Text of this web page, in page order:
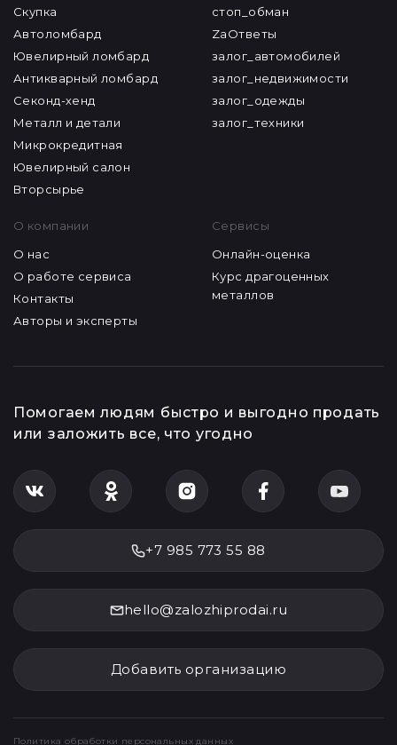
Скупка
Автоломбард
Ювелирный ломбард
Антикварный ломбард
Секонд-хенд
Металл и детали
Микрокредитная
Ювелирный салон
Вторсырье
стоп_обман
ZaОтветы
залог_автомобилей
залог_недвижимости
залог_одежды
залог_техники
О компании
О нас
О работе сервиса
Контакты
Авторы и эксперты
Сервисы
Онлайн-оценка
Курс драгоценных
металлов
Помогаем людям быстро и выгодно продать
или заложить все, что угодно
+7 985 773 55 88
hello@zalozhiprodai.ru
Добавить организацию
Политика обработки персональных данных